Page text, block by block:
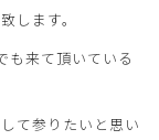
します。
も来て頂いている
て参りたいと思い